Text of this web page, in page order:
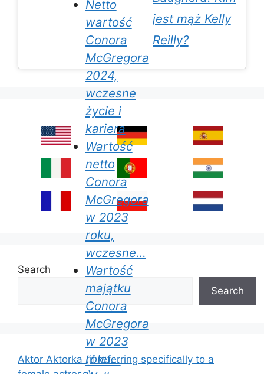
Netto
wartość
Conora
McGregora
2024,
wczesne
życie i
kariera
Wartość
netto
Conora
McGregora
w 2023
roku,
wczesne…
Wartość
majątku
Conora
McGregora
w 2023
roku…
jest mąż Kelly
Reilly?
Search
Search
Aktor Aktorka (if referring specifically to a